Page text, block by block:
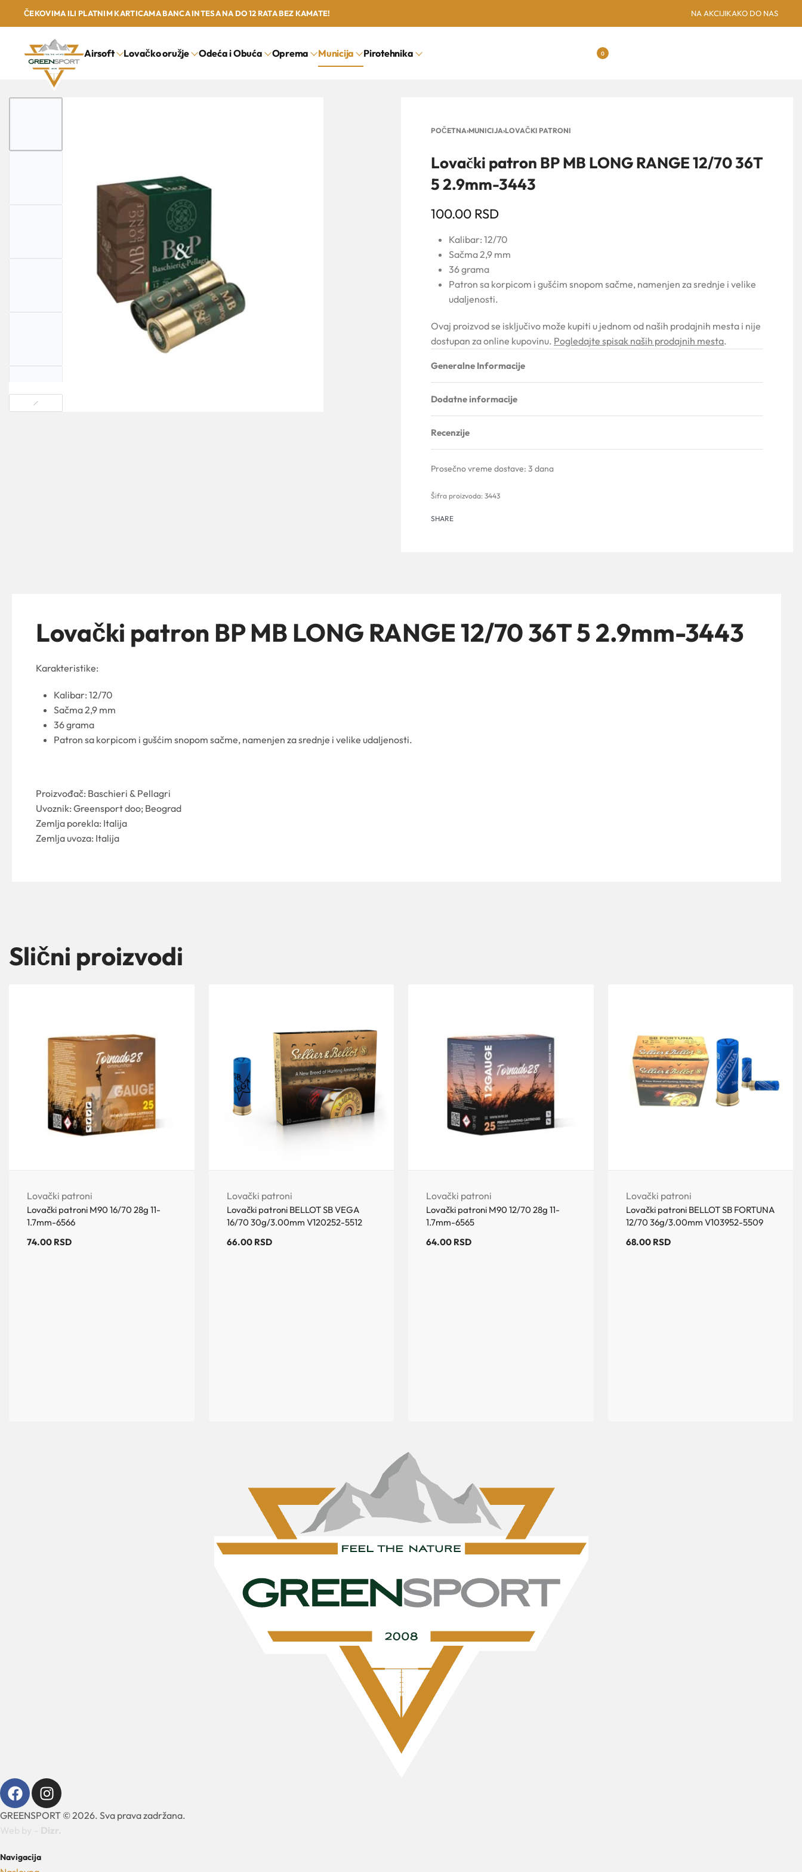
ČEKOVIMA ILI PLATNIM KARTICAMA BANCA INTESA NA DO 12 RATA BEZ KAMATE! SUBOTICA: NOVA
NA AKCIJIKAKO DO NAS
Airsoft Lovačko oružje Odeća i Obuća Oprema Municija Pirotehnika 0
POČETNA›MUNICIJA›LOVAČKI PATRONI
Lovački patron BP MB LONG RANGE 12/70 36T
5 2.9mm-3443
100.00 RSD
Kalibar: 12/70
Sačma 2,9 mm
36 grama
Patron sa korpicom i gušćim snopom sačme, namenjen za srednje i velike
udaljenosti.
Ovaj proizvod se isključivo može kupiti u jednom od naših prodajnih mesta i nije
dostupan za online kupovinu. Pogledajte spisak naših prodajnih mesta.
Generalne Informacije
Dodatne informacije
Recenzije
Prosečno vreme dostave: 3 dana
3443
SHARE
Lovački patron BP MB LONG RANGE 12/70 36T 5 2.9mm-3443
Karakteristike:
Kalibar: 12/70
Sačma 2,9 mm
36 grama
Patron sa korpicom i gušćim snopom sačme, namenjen za srednje i velike udaljenosti.
Proizvođač: Baschieri & Pellagri
Uvoznik: Greensport doo; Beograd
Zemlja porekla: Italija
Zemlja uvoza: Italija
Slični proizvodi
Lovački patroni
Lovački patroni M90 16/70 28g 11-
1.7mm-6566
74.00 RSD
Lovački patroni
Lovački patroni BELLOT SB VEGA
16/70 30g/3.00mm V120252-5512
66.00 RSD
Lovački patroni
Lovački patroni M90 12/70 28g 11-
1.7mm-6565
64.00 RSD
Lovački patroni
Lovački patroni BELLOT SB FORTUNA
12/70 36g/3.00mm V103952-5509
68.00 RSD
GREENSPORT © 2026. Sva prava zadržana.
Navigacija